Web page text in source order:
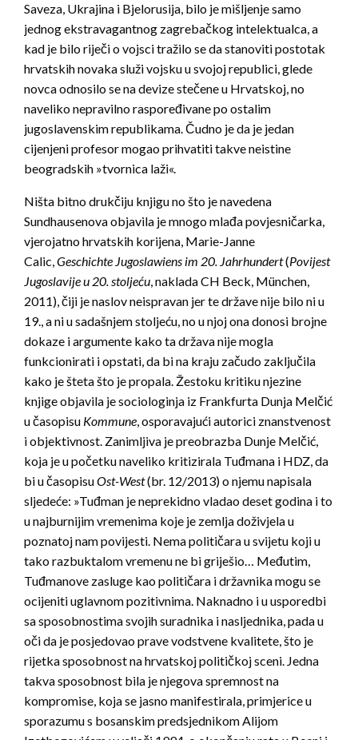
Saveza, Ukrajina i Bjelorusija, bilo je mišljenje samo
jednog ekstravagantnog zagrebačkog intelektualca, a
kad je bilo riječi o vojsci tražilo se da stanoviti postotak
hrvatskih novaka služi vojsku u svojoj republici, glede
novca odnosilo se na devize stečene u Hrvatskoj, no
naveliko nepravilno raspoređivane po ostalim
jugoslavenskim republikama. Čudno je da je jedan
cijenjeni profesor mogao prihvatiti takve neistine
beogradskih »tvornica laži«.
Ništa bitno drukčiju knjigu no što je navedena
Sundhausenova objavila je mnogo mlađa povjesničarka,
vjerojatno hrvatskih korijena, Marie-Janne
Calic,Geschichte Jugoslawiens im 20. Jahrhundert(Povijest
Jugoslavije u 20. stoljeću, naklada CH Beck, München,
2011), čiji je naslov neispravan jer te države nije bilo ni u
19., a ni u sadašnjem stoljeću, no u njoj ona donosi brojne
dokaze i argumente kako ta država nije mogla
funkcionirati i opstati, da bi na kraju začudo zaključila
kako je šteta što je propala. Žestoku kritiku njezine
knjige objavila je sociologinja iz Frankfurta Dunja Melčić
u časopisu Kommune, osporavajući autorici znanstvenost
i objektivnost. Zanimljiva je preobrazba Dunje Melčić,
koja je u početku naveliko kritizirala Tuđmana i HDZ, da
bi u časopisuOst-West(br. 12/2013) o njemu napisala
sljedeće: »Tuđman je neprekidno vladao deset godina i to
u najburnijim vremenima koje je zemlja doživjela u
poznatoj nam povijesti. Nema političara u svijetu koji u
tako razbuktalom vremenu ne bi griješio… Međutim,
Tuđmanove zasluge kao političara i državnika mogu se
ocijeniti uglavnom pozitivnima. Naknadno i u usporedbi
sa sposobnostima svojih suradnika i nasljednika, pada u
oči da je posjedovao prave vodstvene kvalitete, što je
rijetka sposobnost na hrvatskoj političkoj sceni. Jedna
takva sposobnost bila je njegova spremnost na
kompromise, koja se jasno manifestirala, primjerice u
sporazumu s bosanskim predsjednikom Alijom